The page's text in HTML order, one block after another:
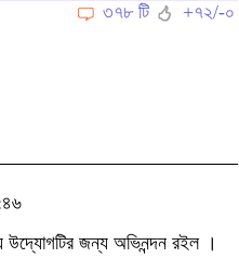
৩৭৮ টি
+৭২/-০
জন্য অভিনন্দন রইল ।